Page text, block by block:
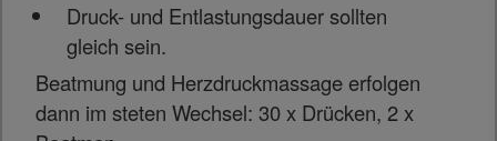
Druck- und Entlastungsdauer sollten
gleich sein.
Beatmung und Herzdruckmassage erfolgen
dann im steten Wechsel: 30 x Drücken, 2 x